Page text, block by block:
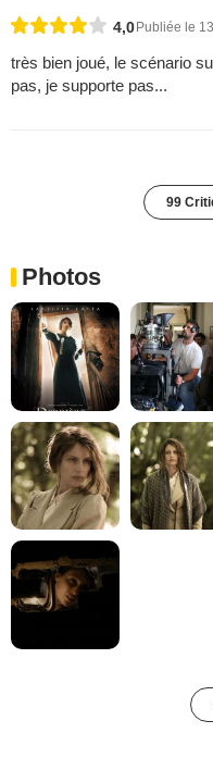
4,0 Publiée le
très bien joué, le scénario
pas, je supporte pas...
99
Photos